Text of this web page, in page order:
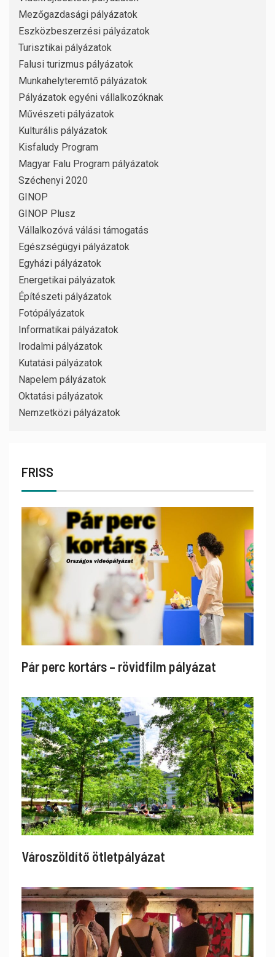
Mezőgazdasági pályázatok
Eszközbeszerzési pályázatok
Turisztikai pályázatok
Falusi turizmus pályázatok
Munkahelyteremtő pályázatok
Pályázatok egyéni vállalkozóknak
Művészeti pályázatok
Kulturális pályázatok
Kisfaludy Program
Magyar Falu Program pályázatok
Széchenyi 2020
GINOP
GINOP Plusz
Vállalkozóvá válási támogatás
Egészségügyi pályázatok
Egyházi pályázatok
Energetikai pályázatok
Építészeti pályázatok
Fotópályázatok
Informatikai pályázatok
Irodalmi pályázatok
Kutatási pályázatok
Napelem pályázatok
Oktatási pályázatok
Nemzetközi pályázatok
FRISS
Pár perc kortárs – rövidfilm pályázat
Városzöldítő ötletpályázat